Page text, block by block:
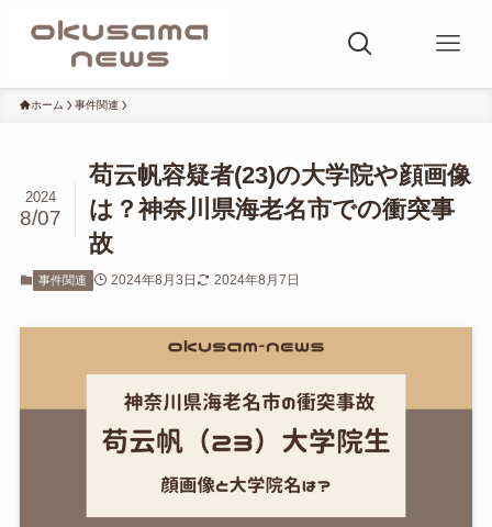
ホーム 事件関連
苟云帆容疑者(23)の大学院や顔画像
は？神奈川県海老名市での衝突事
故
2024
8/07
事件関連 2024年8月3日 2024年8月7日